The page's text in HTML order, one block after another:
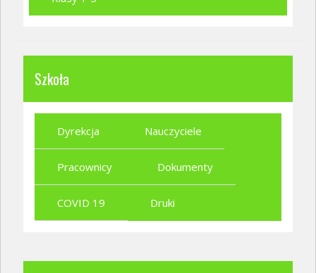
Szkoła
Dyrekcja Nauczyciele
Pracownicy Dokumenty
COVID 19 Druki